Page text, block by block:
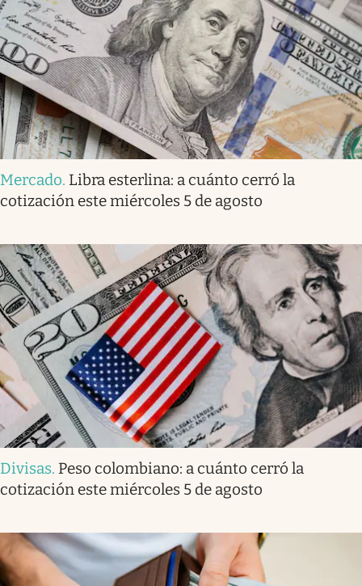
Mercado. Libra esterlina: a cuánto cerró la
cotización este miércoles 5 de agosto
Divisas. Peso colombiano: a cuánto cerró la
cotización este miércoles 5 de agosto